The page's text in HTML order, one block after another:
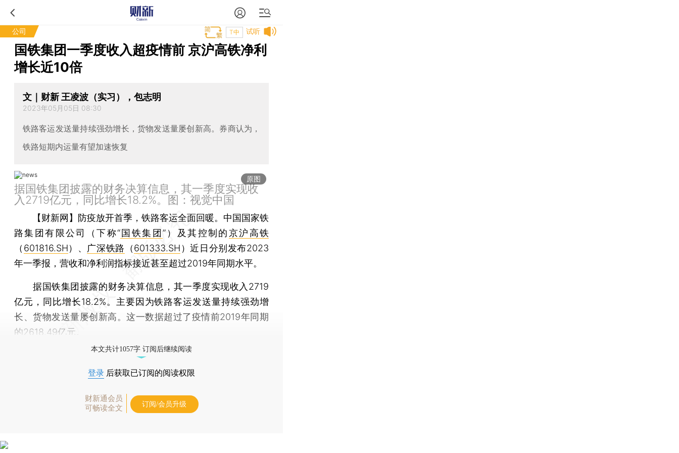
公司 试听
T中
国铁集团一季度收入超疫情前 京沪高铁净利
增长近10倍
文｜财新 王凌波（实习），包志明
2023年05月05日 08:30
铁路客运发送量持续强劲增长，货物发送量屡创新高。券商认为，
铁路短期内运量有望加速恢复
原图
据国铁集团披露的财务决算信息，其一季度实现收
入2719亿元，同比增长18.2%。图：视觉中国
【财新网】 防疫放开首季，铁路客运全面回暖。中国国家铁
路集团有限公司（下称“国铁集团”）及其控制的京沪高铁
（ 601816.SH）、 广深铁路 （601333.SH ）近日分别发布2023
年一季报，营收和净利润指标接近甚至超过2019年同期水平。
据国铁集团披露的财务决算信息，其一季度实现收入2719
亿元，同比增长18.2%。主要因为铁路客运发送量持续强劲增
长、货物发送量屡创新高。这一数据超过了疫情前2019年同期
的2618.49亿元。
本文共计1057字 订阅后继续阅读
登录 后获取已订阅的阅读权限
财新通会员
可畅读全文
订阅/会员升级